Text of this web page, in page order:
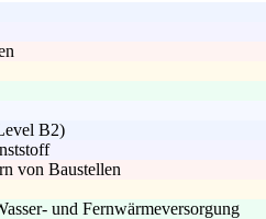
B2)
von Baustellen
und Fernwärmeversorgung